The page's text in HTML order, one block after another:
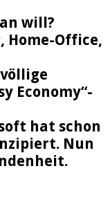
will?
Office,
Economy“-
hat schon
Nun